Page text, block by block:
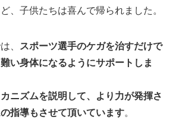
、子供たちは喜んで帰られました。
、 スポーツ選手のケガを治すだけで
い身体になるようにサポートしま
ニズムを説明して、より力が発揮さ
指導もさせて頂いています。